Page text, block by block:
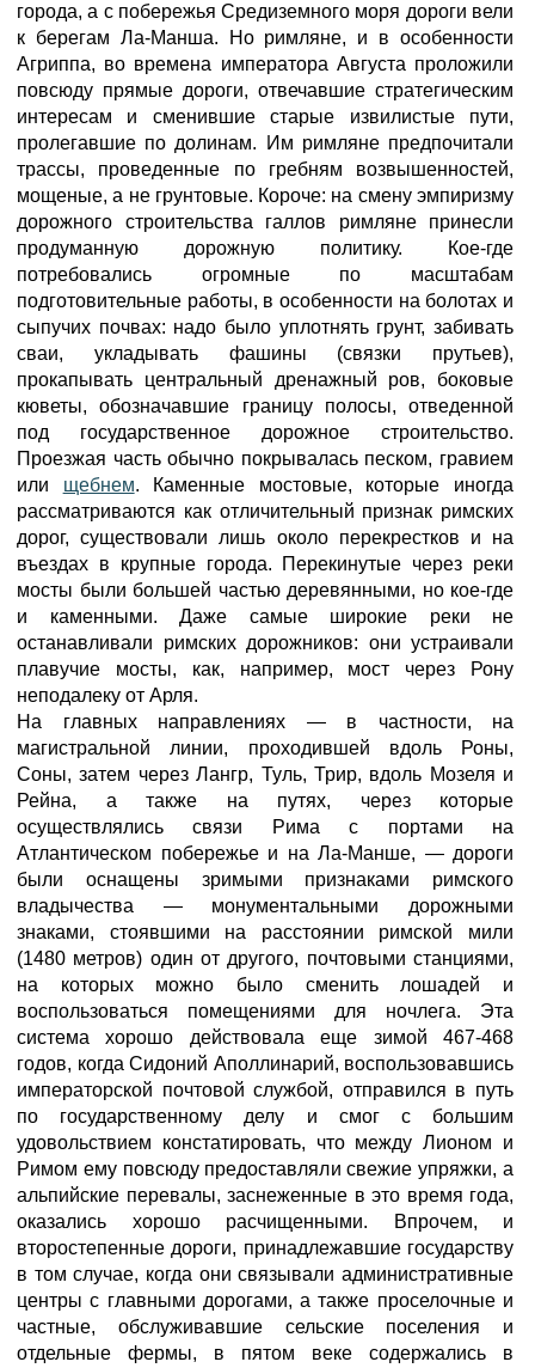
города, а с побережья Средиземного моря дороги вели
к берегам Ла-Манша. Но римляне, и в особенности
Агриппа, во времена императора Августа проложили
повсюду прямые дороги, отвечавшие стратегическим
интересам и сменившие старые извилистые пути,
пролегавшие по долинам. Им римляне предпочитали
трассы, проведенные по гребням возвышенностей,
мощеные, а не грунтовые. Короче: на смену эмпиризму
дорожного строительства галлов римляне принесли
продуманную дорожную политику. Кое-где
потребовались огромные по масштабам
подготовительные работы, в особенности на болотах и
сыпучих почвах: надо было уплотнять грунт, забивать
сваи, укладывать фашины (связки прутьев),
прокапывать центральный дренажный ров, боковые
кюветы, обозначавшие границу полосы, отведенной
под государственное дорожное строительство.
Проезжая часть обычно покрывалась песком, гравием
или щебнем. Каменные мостовые, которые иногда
рассматриваются как отличительный признак римских
дорог, существовали лишь около перекрестков и на
въездах в крупные города. Перекинутые через реки
мосты были большей частью деревянными, но кое-где
и каменными. Даже самые широкие реки не
останавливали римских дорожников: они устраивали
плавучие мосты, как, например, мост через Рону
неподалеку от Арля.
На главных направлениях — в частности, на
магистральной линии, проходившей вдоль Роны,
Соны, затем через Лангр, Туль, Трир, вдоль Мозеля и
Рейна, а также на путях, через которые
осуществлялись связи Рима с портами на
Атлантическом побережье и на Ла-Манше, — дороги
были оснащены зримыми признаками римского
владычества — монументальными дорожными
знаками, стоявшими на расстоянии римской мили
(1480 метров) один от другого, почтовыми станциями,
на которых можно было сменить лошадей и
воспользоваться помещениями для ночлега. Эта
система хорошо действовала еще зимой 467-468
годов, когда Сидоний Аполлинарий, воспользовавшись
императорской почтовой службой, отправился в путь
по государственному делу и смог с большим
удовольствием констатировать, что между Лионом и
Римом ему повсюду предоставляли свежие упряжки, а
альпийские перевалы, заснеженные в это время года,
оказались хорошо расчищенными. Впрочем, и
второстепенные дороги, принадлежавшие государству
в том случае, когда они связывали административные
центры с главными дорогами, а также проселочные и
частные, обслуживавшие сельские поселения и
отдельные фермы, в пятом веке содержались в